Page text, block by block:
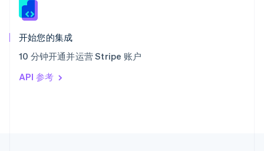
开始您的集成
10 分钟开通并运营 Stripe 账户
API 参考
匈牙利
English
ItalianoEnglish
印度
English